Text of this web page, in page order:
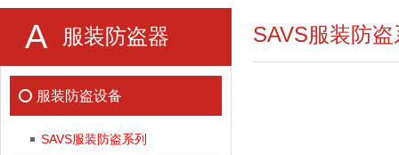
A 服装防盗器
服装防盗设备
SAVS服装防盗系列
SAVS服装防